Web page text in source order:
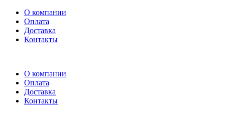
О компании
Оплата
Доставка
Контакты
О компании
Оплата
Доставка
Контакты